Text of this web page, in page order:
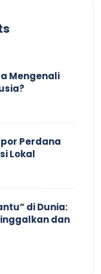
Mengenali
Perdana
Lokal
di Dunia:
dan